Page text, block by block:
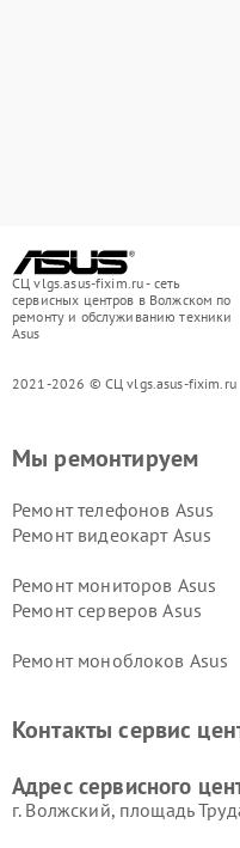
СЦ vlgs.asus-fixim.ru - сеть
сервисных центров в Волжском по
ремонту и обслуживанию техники
Asus
2021-2026 © СЦ vlgs.asus-fixim.ru
Мы ремонтируем
Ремонт телефонов Asus
Ремонт видеокарт Asus
Ремонт мониторов Asus
Ремонт серверов Asus
Ремонт моноблоков Asus
Контакты сервис
Адрес сервисного
г. Волжский, площадь